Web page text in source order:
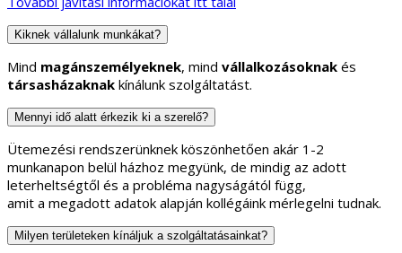
Kiknek vállalunk munkákat?
Mind magánszemélyeknek, mind vállalkozásoknak és
társasházaknak kínálunk szolgáltatást.
Mennyi idő alatt érkezik ki a szerelő?
Ütemezési rendszerünknek köszönhetően akár 1-2
munkanapon belül házhoz megyünk, de mindig az adott
leterheltségtől és a probléma nagyságától függ,
amit a megadott adatok alapján kollégáink mérlegelni tudnak.
Milyen területeken kínáljuk a szolgáltatásainkat?